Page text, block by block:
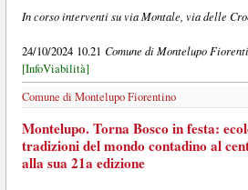
In corso interventi su via Montale, via delle
24/10/2024 10.21 Comune di Montelupo
[InfoViabilità]
Comune di Montelupo Fiorentino
Montelupo. Torna Bosco in festa:
tradizioni del mondo contadino al
alla sua 21a edizione